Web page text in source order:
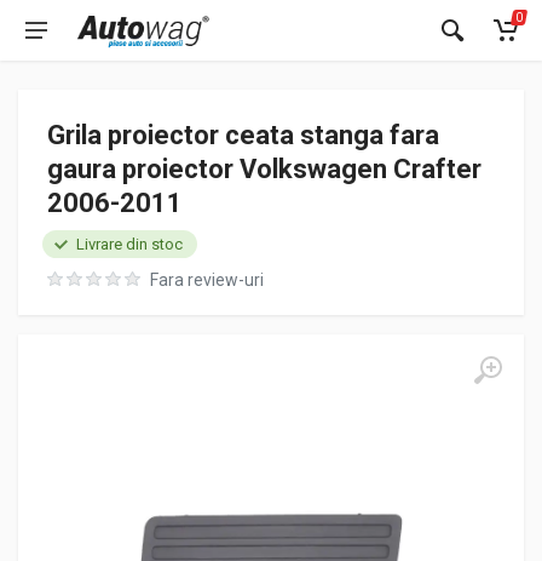
0
Grila proiector ceata stanga fara
gaura proiector Volkswagen Crafter
2006-2011
Fara review-uri
Livrare din stoc